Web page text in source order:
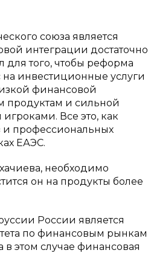
союза является
интеграции достаточно
для того, чтобы реформа
на инвестиционные услуги
финансовой
продуктам и сильной
Все это, как
и профессиональных
ЕАЭС.
необходимо
он на продукты более
России является
по финансовым рынкам
этом случае финансовая